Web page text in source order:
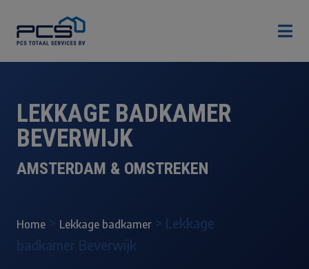

LEKKAGE BADKAMER
BEVERWIJK
AMSTERDAM & OMSTREKEN
Home Lekkage badkamer > Lekkage
badkamer Beverwijk